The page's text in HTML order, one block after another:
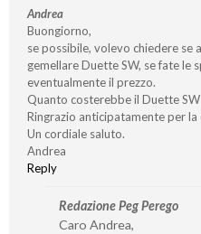
Andrea
Buongiorno,
se possibile, volevo chiedere se
gemellare Duette SW, se fate le
eventualmente il prezzo.
Quanto costerebbe il Duette
Ringrazio anticipatamente per
Un cordiale saluto.
Andrea
Reply
Redazione Peg Perego
Caro Andrea,